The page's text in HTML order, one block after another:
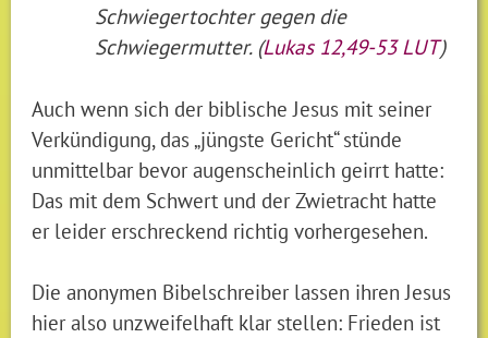
Schwiegertochter gegen die
Schwiegermutter. (Lukas 12,49-53 LUT)
Auch wenn sich der biblische Jesus mit seiner
Verkündigung, das „jüngste Gericht“ stünde
unmittelbar bevor augenscheinlich geirrt hatte:
Das mit dem Schwert und der Zwietracht hatte
er leider erschreckend richtig vorhergesehen.
Die anonymen Bibelschreiber lassen ihren Jesus
hier also unzweifelhaft klar stellen: Frieden ist